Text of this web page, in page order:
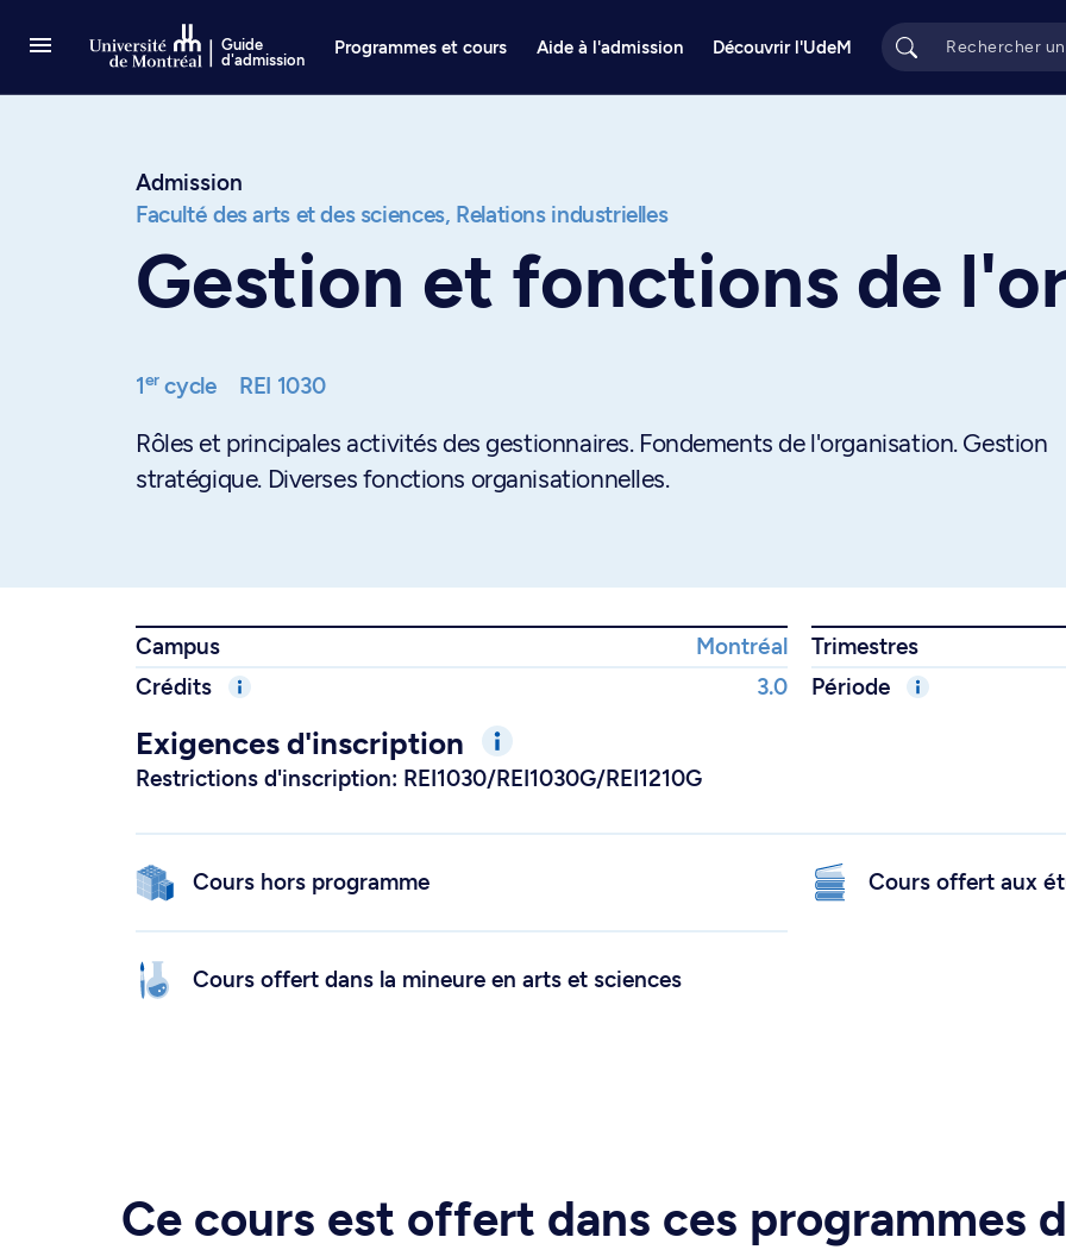
Guide
d'admission
Programmes et cours Aide à l'admission Découvrir l'UdeM
Admission
Faculté des arts et des sciences, Relations industrielles
Gestion et fonctions de
1ercycle REI 1030
Rôles et principales activités des gestionnaires. Fondements de l'organisation. Gestion
stratégique. Diverses fonctions organisationnelles.
Campus Montréal Trimestres
Crédits
3.0 Période
Exigences d'inscription
Restrictions d'inscription: REI1030/REI1030G/REI1210G
Cours hors programme Cours offert aux
Cours offert dans la mineure en arts et sciences
Ce cours est offert dans ces programmes